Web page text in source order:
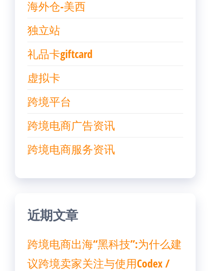
海外仓-美西
独立站
礼品卡giftcard
虚拟卡
跨境平台
跨境电商广告资讯
跨境电商服务资讯
近期文章
跨境电商出海“黑科技”:为什么建
议跨境卖家关注与使用Codex /